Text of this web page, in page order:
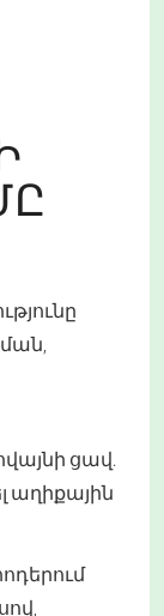
ցավ.
աղիքային